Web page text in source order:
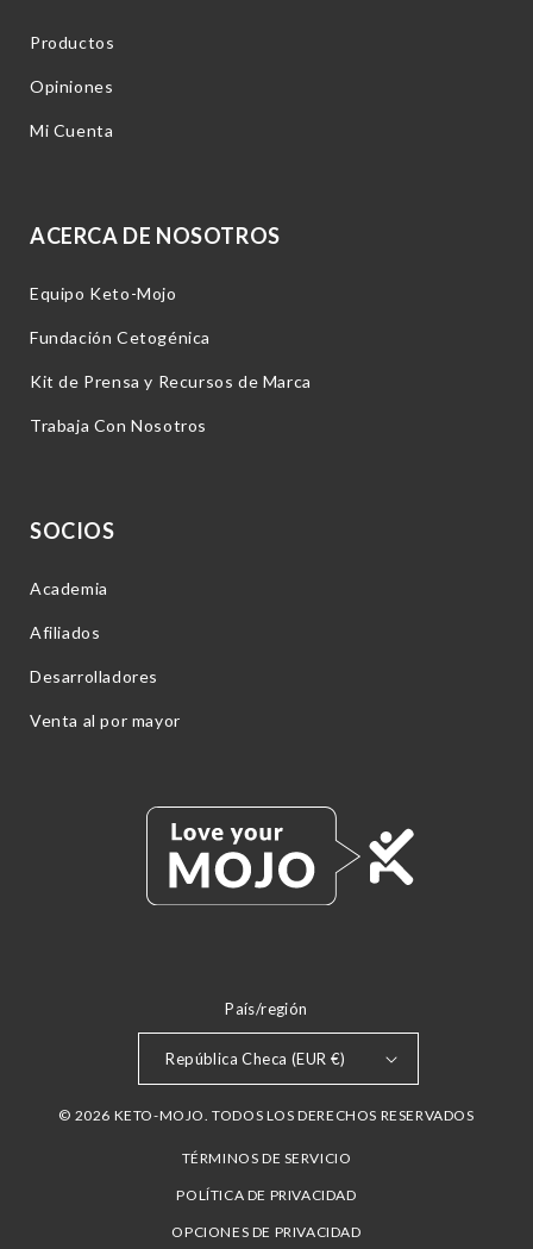
Productos
Opiniones
Mi Cuenta
ACERCA DE NOSOTROS
Equipo Keto-Mojo
Fundación Cetogénica
Kit de Prensa y Recursos de Marca
Trabaja Con Nosotros
SOCIOS
Academia
Afiliados
Desarrolladores
Venta al por mayor
País/región
República Checa (EUR €)
© 2026 KETO-MOJO. TODOS LOS DERECHOS RESERVADOS
TÉRMINOS DE SERVICIO
POLÍTICA DE PRIVACIDAD
OPCIONES DE PRIVACIDAD